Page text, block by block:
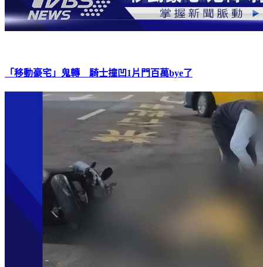
「移動豪宅」鬼轉 騎士撞凹1片門百萬bye了